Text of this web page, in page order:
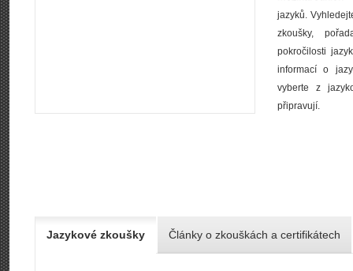
jazyků.
zkoušky,
pokročilosti
informací o
vyberte z
připravují.
Jazykové zkoušky Články o zkouškách a certifikátech